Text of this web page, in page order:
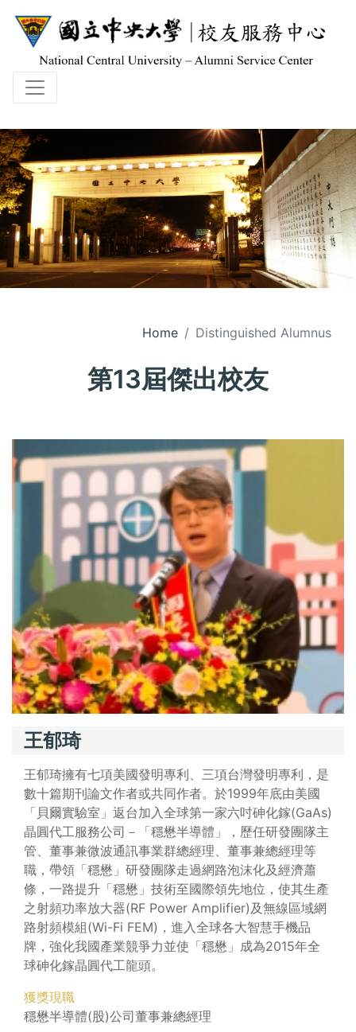
Home Distinguished Alumnus
第13屆傑出校友
王郁琦
王郁琦擁有七項美國發明專利、三項台灣發明專利，是
數十篇期刊論文作者或共同作者。於1999年底由美國
「貝爾實驗室」返台加入全球第一家六吋砷化鎵(GaAs)
晶圓代工服務公司－「穩懋半導體」，歷任研發團隊主
管、董事兼微波通訊事業群總經理、董事兼總經理等
職，帶領「穩懋」研發團隊走過網路泡沫化及經濟蕭
條，一路提升「穩懋」技術至國際領先地位，使其生產
之射頻功率放大器(RF Power Amplifier)及無線區域網
路射頻模組(Wi-Fi FEM)，進入全球各大智慧手機品
牌，強化我國產業競爭力並使「穩懋」成為2015年全
球砷化鎵晶圓代工龍頭。
獲獎現職
穩懋半導體(股)公司董事兼總經理